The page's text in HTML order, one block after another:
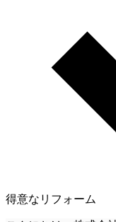
得意なリフォーム